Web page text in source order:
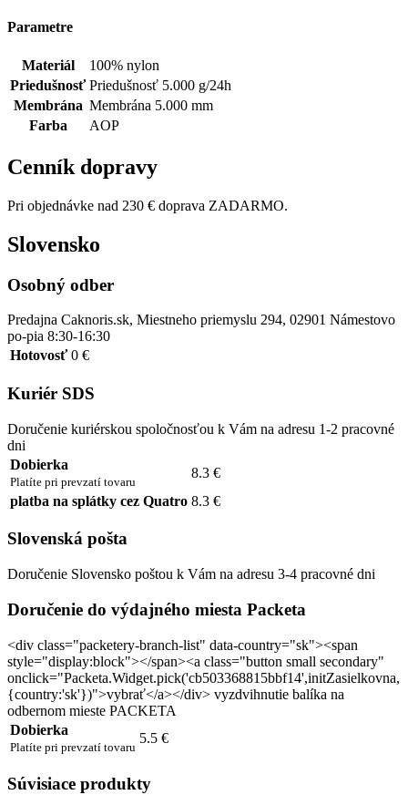
Parametre
Materiál
100% nylon
Priedušnosť Priedušnosť 5.000 g/24h
Membrána Membrána 5.000 mm
Farba
AOP
Cenník dopravy
Pri objednávke nad 230 € doprava ZADARMO.
Slovensko
Osobný odber
Predajna Caknoris.sk, Miestneho priemyslu 294, 02901 Námestovo
po-pia 8:30-16:30
Hotovosť 0 €
Kuriér SDS
Doručenie kuriérskou spoločnosťou k Vám na adresu 1-2 pracovné
dni
Dobierka
Platíte pri prevzatí tovaru
8.3 €
platba na splátky cez Quatro 8.3 €
Slovenská pošta
Doručenie Slovensko poštou k Vám na adresu 3-4 pracovné dni
Doručenie do výdajného miesta Packeta
<div class="packetery-branch-list" data-country="sk"><span
style="display:block"></span><a class="button small secondary"
onclick="Packeta.Widget.pick('cb503368815bbf14',initZasielkovna,
{country:'sk'})">vybrať</a></div> vyzdvihnutie balíka na
odbernom mieste PACKETA
Dobierka
Platíte pri prevzatí tovaru
5.5 €
Súvisiace produkty